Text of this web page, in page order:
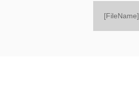
[FileName]